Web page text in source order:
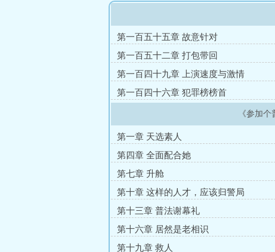
时候，大家伙都觉得，栏目组这次不靠
素人也不行。跟吕素同期的素人，没多
连，反转不断。网友们表示：这吕素有
底裤不剩。身家清白，天生牛马人。在
大噪，该普法栏目全球爆火。一连几期
女王’名号，居然上了国内外的犯罪榜
别样的漩涡之中，新的游戏，在那一
第一百五十五章 故意针对
第一百五十二章 打包带回
第一百四十九章 上演速度与激情
第一百四十六章 犯罪榜榜首
《参加
第一章 天选素人
第四章 全面配合她
第七章 升舱
第十章 这样的人才，应该归警局
第十三章 普法谢幕礼
第十六章 居然是老相识
第十九章 救人